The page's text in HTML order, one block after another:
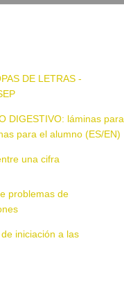
DE LETRAS -
DIGESTIVO: láminas para
para el alumno (ES/EN)
una cifra
problemas de
iniciación a las